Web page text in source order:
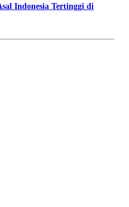
Indonesia Tertinggi di